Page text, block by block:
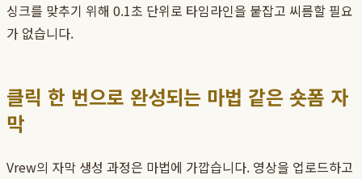
싱크를 맞추기 위해 0.1초 단위로 타임라인을 붙잡고 씨름할 필요
가 없습니다.
클릭 한 번으로 완성되는 마법 같은 숏폼 자
막
Vrew의 자막 생성 과정은 마법에 가깝습니다. 영상을 업로드하고